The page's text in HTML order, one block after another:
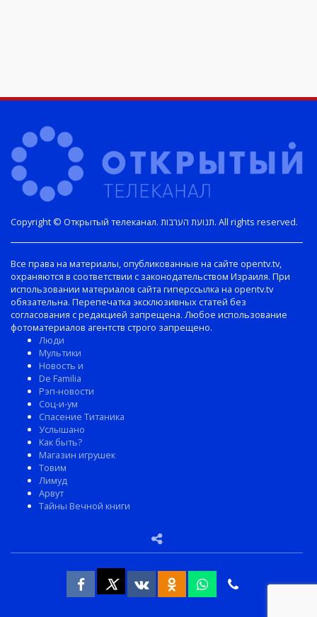
Copyright © Открытый телеканал. תנועת הערבות. All rights reserved.
Все права на материалы, опубликованные на сайте opentv.tv,
охраняются в соответствии с законодательством Израиля. При
использовании материалов сайта гиперссылка на opentv.tv
обязательна. Перепечатка эксклюзивных статей без
согласования с редакцией запрещена. Любое использование
фотоматериалов агентств строго запрещено.
Люди
Мультики
Новость и
De Familia
Рэп-новости
Соц-и-ум
Спасение Титаника
Услышано
Как быть?
Магазин игрушек
Товим
Лимуд
Арвут
Тайны Вечной книги